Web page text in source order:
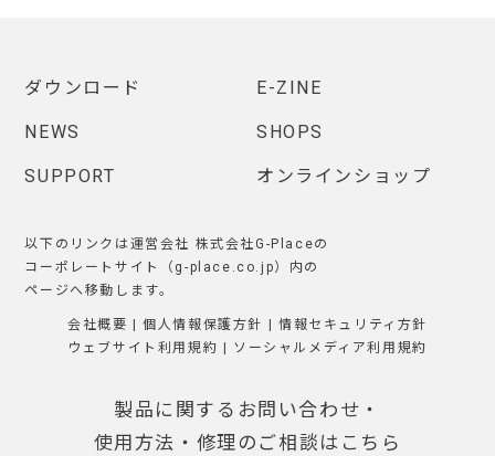
ダウンロード E-ZINE
NEWS SHOPS
SUPPORT オンラインショップ
以下のリンクは運営会社 株式会社G-Placeの
コーポレートサイト（g-place.co.jp）内の
ページへ移動します。
会社概要 |個人情報保護方針
情報セキュリティ方針
ウェブサイト利用規約
ソーシャルメディア利用規約
製品に関するお問い合わせ・
使用方法・修理のご相談はこちら